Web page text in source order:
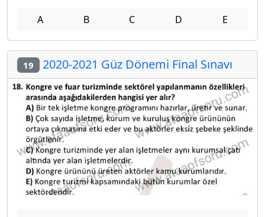
A B C D E
19 2020-2021 Güz Dönemi Final Sınavı